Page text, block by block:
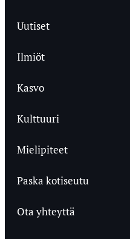
Uutiset
Ilmiöt
Kasvo
Kulttuuri
Mielipiteet
Paska kotiseutu
Ota yhteyttä